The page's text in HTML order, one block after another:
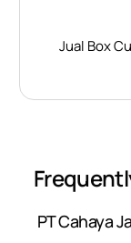
Jual Box
PT Cahaya